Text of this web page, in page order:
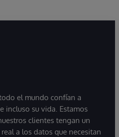
el mundo confían a
incluso su vida. Estamos
clientes tengan un
a los datos que necesitan